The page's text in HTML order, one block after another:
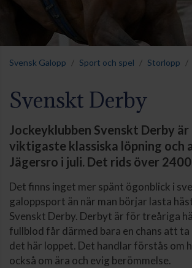
Svensk Galopp Sport och spel Storlopp
Svenskt Derby
Jockeyklubben Svenskt Derby
viktigaste klassiska löpning och
Jägersro i juli. Det rids över
Det finns inget mer spänt ögonblick i
galoppsport än när man börjar lasta
Svenskt Derby. Derbyt är för treåriga
fullblod får därmed bara en chans att ta
det här loppet. Det handlar förstås om
också om ära och evig berömmelse.